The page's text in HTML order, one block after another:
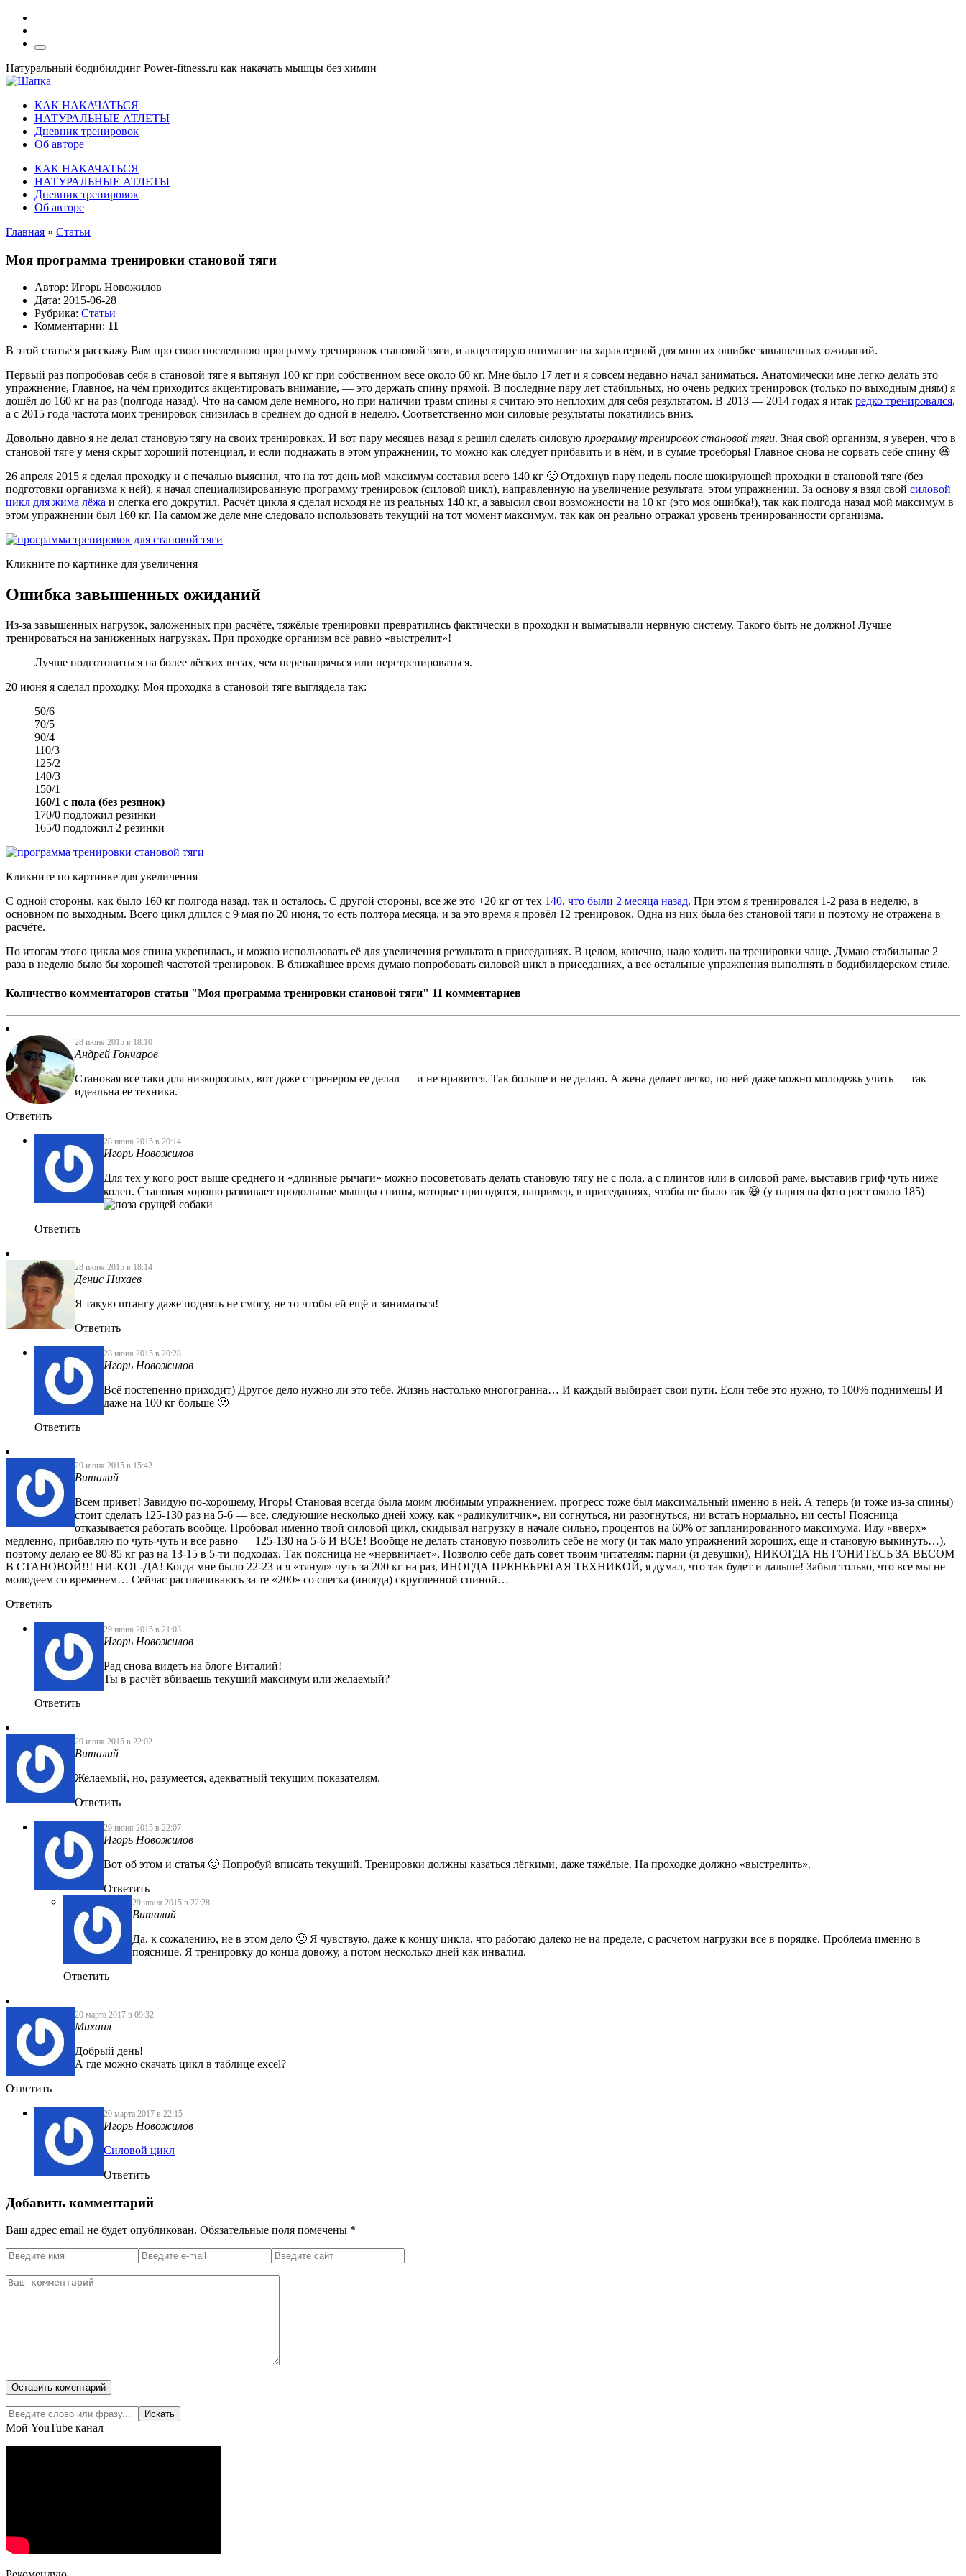
Натуральный бодибилдинг Power-fitness.ru как накачать мышцы без химии
КАК НАКАЧАТЬСЯ
НАТУРАЛЬНЫЕ АТЛЕТЫ
Дневник тренировок
Об авторе
КАК НАКАЧАТЬСЯ
НАТУРАЛЬНЫЕ АТЛЕТЫ
Дневник тренировок
Об авторе
Главная » Статьи
Моя программа тренировки становой тяги
Автор: Игорь Новожилов
Дата: 2015-06-28
Рубрика: Статьи
Комментарии: 11
В этой статье я расскажу Вам про свою последнюю программу тренировок становой тяги, и акцентирую внимание на характерной для многих ошибке завышенных ожиданий.
Первый раз попробовав себя в становой тяге я вытянул 100 кг при собственном весе около 60 кг. Мне было 17 лет и я совсем недавно начал заниматься. Анатомически мне легко делать это
упражнение, Главное, на чём приходится акцентировать внимание, — это держать спину прямой. В последние пару лет стабильных, но очень редких тренировок (только по выходным дням) я
дошёл до 160 кг на раз (полгода назад). Что на самом деле немного, но при наличии травм спины я считаю это неплохим для себя результатом. В 2013 — 2014 годах я итак редко тренировался,
а с 2015 года частота моих тренировок снизилась в среднем до одной в неделю. Соответственно мои силовые результаты покатились вниз.
Довольно давно я не делал становую тягу на своих тренировках. И вот пару месяцев назад я решил сделать силовую программу тренировок становой тяги. Зная свой организм, я уверен, что в
становой тяге у меня скрыт хороший потенциал, и если поднажать в этом упражнении, то можно как следует прибавить и в нём, и в сумме троеборья! Главное снова не сорвать себе спину 😆
26 апреля 2015 я сделал проходку и с печалью выяснил, что на тот день мой максимум составил всего 140 кг 🙁 Отдохнув пару недель после шокирующей проходки в становой тяге (без
подготовки организма к ней), я начал специализированную программу тренировок (силовой цикл), направленную на увеличение результата этом упражнении. За основу я взял свой силовой
цикл для жима лёжа и слегка его докрутил. Расчёт цикла я сделал исходя не из реальных 140 кг, а завысил свои возможности на 10 кг (это моя ошибка!), так как полгода назад мой максимум в
этом упражнении был 160 кг. На самом же деле мне следовало использовать текущий на тот момент максимум, так как он реально отражал уровень тренированности организма.
Кликните по картинке для увеличения
Ошибка завышенных ожиданий
Из-за завышенных нагрузок, заложенных при расчёте, тяжёлые тренировки превратились фактически в проходки и выматывали нервную систему. Такого быть не должно! Лучше
тренироваться на заниженных нагрузках. При проходке организм всё равно «выстрелит»!
Лучше подготовиться на более лёгких весах, чем перенапрячься или перетренироваться.
20 июня я сделал проходку. Моя проходка в становой тяге выглядела так:
50/6
70/5
90/4
110/3
125/2
140/3
150/1
160/1 с пола (без резинок)
170/0 подложил резинки
165/0 подложил 2 резинки
Кликните по картинке для увеличения
С одной стороны, как было 160 кг полгода назад, так и осталось. С другой стороны, все же это +20 кг от тех 140, что были 2 месяца назад. При этом я тренировался 1-2 раза в неделю, в
основном по выходным. Всего цикл длился с 9 мая по 20 июня, то есть полтора месяца, и за это время я провёл 12 тренировок. Одна из них была без становой тяги и поэтому не отражена в
расчёте.
По итогам этого цикла моя спина укрепилась, и можно использовать её для увеличения результата в приседаниях. В целом, конечно, надо ходить на тренировки чаще. Думаю стабильные 2
раза в неделю было бы хорошей частотой тренировок. В ближайшее время думаю попробовать силовой цикл в приседаниях, а все остальные упражнения выполнять в бодибилдерском стиле.
Количество комментаторов статьи "Моя программа тренировки становой тяги" 11 комментариев
28 июня 2015 в 18:10
Андрей Гончаров
Становая все таки для низкорослых, вот даже с тренером ее делал — и не нравится. Так больше и не делаю. А жена делает легко, по ней даже можно молодежь учить — так
идеальна ее техника.
Ответить
28 июня 2015 в 20:14
Игорь Новожилов
Для тех у кого рост выше среднего и «длинные рычаги» можно посоветовать делать становую тягу не с пола, а с плинтов или в силовой раме, выставив гриф чуть ниже
колен. Становая хорошо развивает продольные мышцы спины, которые пригодятся, например, в приседаниях, чтобы не было так 😆 (у парня на фото рост около 185)
Ответить
28 июня 2015 в 18:14
Денис Нихаев
Я такую штангу даже поднять не смогу, не то чтобы ей ещё и заниматься!
Ответить
28 июня 2015 в 20:28
Игорь Новожилов
Всё постепенно приходит) Другое дело нужно ли это тебе. Жизнь настолько многогранна… И каждый выбирает свои пути. Если тебе это нужно, то 100% поднимешь! И
даже на 100 кг больше 🙂
Ответить
29 июня 2015 в 15:42
Виталий
Всем привет! Завидую по-хорошему, Игорь! Становая всегда была моим любимым упражнением, прогресс тоже был максимальный именно в ней. А теперь (и тоже из-за спины)
стоит сделать 125-130 раз на 5-6 — все, следующие несколько дней хожу, как «радикулитчик», ни согнуться, ни разогнуться, ни встать нормально, ни сесть! Поясница
отказывается работать вообще. Пробовал именно твой силовой цикл, скидывал нагрузку в начале сильно, процентов на 60% от запланированного максимума. Иду «вверх»
медленно, прибавляю по чуть-чуть и все равно — 125-130 на 5-6 И ВСЕ! Вообще не делать становую позволить себе не могу (и так мало упражнений хороших, еще и становую выкинуть…),
поэтому делаю ее 80-85 кг раз на 13-15 в 5-ти подходах. Так поясница не «нервничает». Позволю себе дать совет твоим читателям: парни (и девушки), НИКОГДА НЕ ГОНИТЕСЬ ЗА ВЕСОМ
В СТАНОВОЙ!!! НИ-КОГ-ДА! Когда мне было 22-23 и я «тянул» чуть за 200 кг на раз, ИНОГДА ПРЕНЕБРЕГАЯ ТЕХНИКОЙ, я думал, что так будет и дальше! Забыл только, что все мы не
молодеем со временем… Сейчас расплачиваюсь за те «200» со слегка (иногда) скругленной спиной…
Ответить
29 июня 2015 в 21:03
Игорь Новожилов
Рад снова видеть на блоге Виталий!
Ты в расчёт вбиваешь текущий максимум или желаемый?
Ответить
29 июня 2015 в 22:02
Виталий
Желаемый, но, разумеется, адекватный текущим показателям.
Ответить
29 июня 2015 в 22:07
Игорь Новожилов
Вот об этом и статья 🙂 Попробуй вписать текущий. Тренировки должны казаться лёгкими, даже тяжёлые. На проходке должно «выстрелить».
Ответить
29 июня 2015 в 22:28
Виталий
Да, к сожалению, не в этом дело 🙁 Я чувствую, даже к концу цикла, что работаю далеко не на пределе, с расчетом нагрузки все в порядке. Проблема именно в
пояснице. Я тренировку до конца довожу, а потом несколько дней как инвалид.
Ответить
20 марта 2017 в 09:32
Михаил
Добрый день!
А где можно скачать цикл в таблице excel?
Ответить
20 марта 2017 в 22:15
Игорь Новожилов
Силовой цикл
Ответить
Добавить комментарий
Ваш адрес email не будет опубликован. Обязательные поля помечены *
Мой YouTube канал